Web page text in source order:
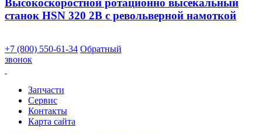
Высокоскоростной ротационно высекальный
станок HSN 320 2B с револьверной намоткой
+7 (800) 550-61-34 Обратный
звонок
Запчасти
Сервис
Контакты
Карта сайта